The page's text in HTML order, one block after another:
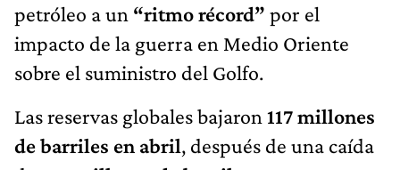
petróleo a un “ritmo récord” por el
impacto de la guerra en Medio Oriente
sobre el suministro del Golfo.
Las reservas globales bajaron 117 millones
de barriles en abril, después de una caída